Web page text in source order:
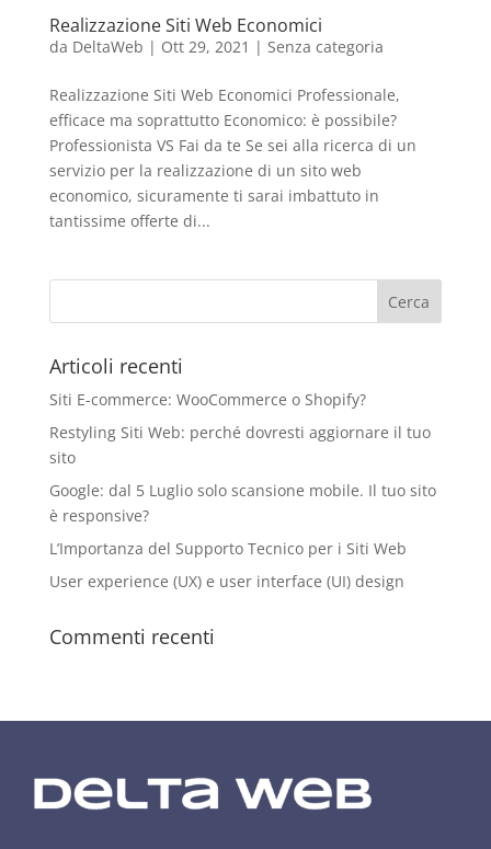
Realizzazione Siti Web Economici
da DeltaWeb | Ott 29, 2021 | Senza categoria
Realizzazione Siti Web Economici Professionale,
efficace ma soprattutto Economico: è possibile?
Professionista VS Fai da te Se sei alla ricerca di un
servizio per la realizzazione di un sito web
economico, sicuramente ti sarai imbattuto in
tantissime offerte di...
Articoli recenti
Siti E-commerce: WooCommerce o Shopify?
Restyling Siti Web: perché dovresti aggiornare il tuo
sito
Google: dal 5 Luglio solo scansione mobile. Il tuo sito
è responsive?
L’Importanza del Supporto Tecnico per i Siti Web
User experience (UX) e user interface (UI) design
Commenti recenti